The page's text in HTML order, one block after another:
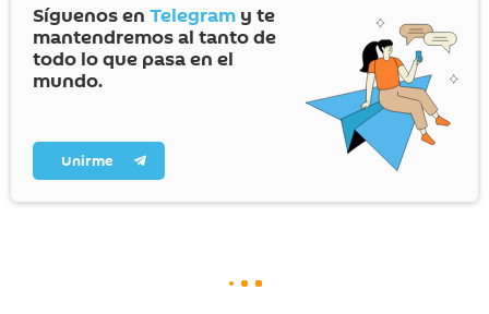
Síguenos en Telegram y te
mantendremos al tanto de
todo lo que pasa en el
mundo.
Unirme